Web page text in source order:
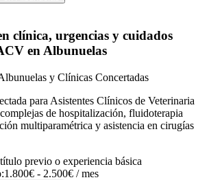
clínica, urgencias y cuidados
en Albunuelas
y Clínicas Concertadas
para Asistentes Clínicos de Veterinaria
de hospitalización, fluidoterapia
multiparamétrica y asistencia en cirugías
previo o experiencia básica
1.800€ - 2.500€ / mes